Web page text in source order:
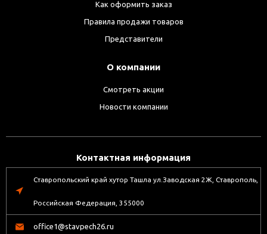
Как оформить заказ
Правила продажи товаров
Представители
О компании
Смотреть акции
Новости компании
Контактная информация
Ставропольский край хутор Ташла ул.Заводская 2Ж, Ставрополь,
Российская Федерация, 355000
office1@stavpech26.ru